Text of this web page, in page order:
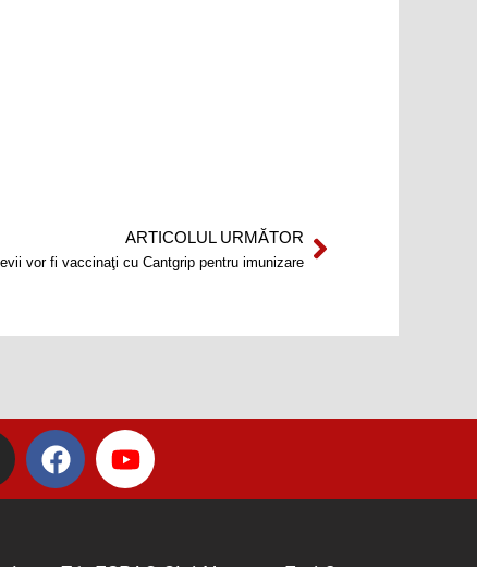
ARTICOLUL URMĂTOR
vor fi vaccinaţi cu Cantgrip pentru imunizareNext
F
a
c
Y
o
u